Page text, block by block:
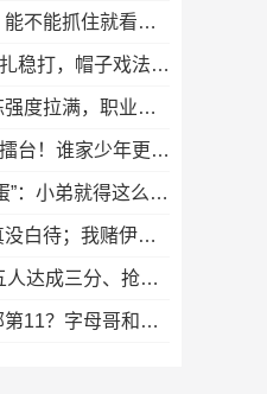
巴萨小将迎来最后机会，能不能抓住就看这几场了
河南丨报名火爆，442稳扎稳打，帽子戏法再现江湖！
小史密斯谈杜兰特：训练强度拉满，职业态度没得说
大名&武安，美景人文开擂台！谁家少年更圈粉？
查默斯自曝骂詹姆斯“软蛋”：小弟就得这么训老大哥？
切利克：罗马那段日子真没白待；我赌伊尔迪兹这赛季要起飞
詹杜领衔！NBA历史仅五人达成三分、抢断、盖帽“千级”里程碑
美记：热火新赛季排东部第11？字母哥和阿德巴约凑一块儿，真能行吗？